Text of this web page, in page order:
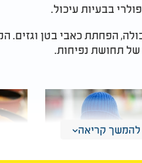
בבעיות עיכול.
הפחתת כאבי בטן וגזים.
תחושת נפיחות.
להמשך קריאה